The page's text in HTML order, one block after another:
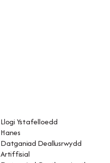
Llogi Ystafelloedd
Hanes
Datganiad Deallusrwydd
Artiffisial